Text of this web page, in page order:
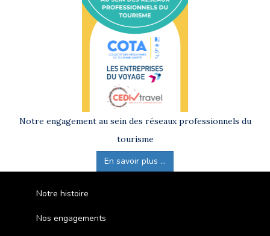
Notre engagement au sein des réseaux professionnels du
tourisme
En savoir plus ...
Notre histoire
Nos engagements